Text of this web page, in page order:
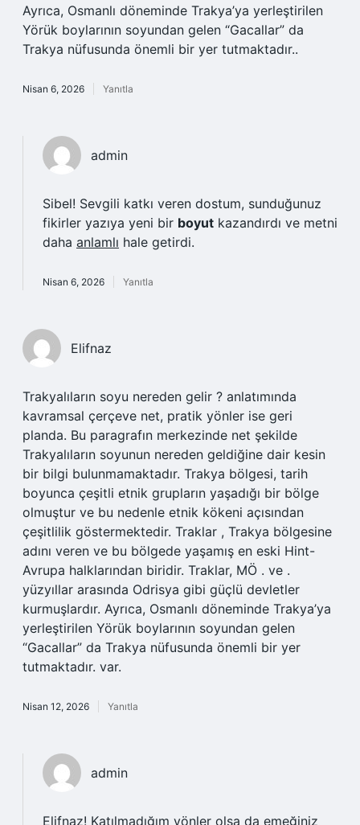
Ayrıca, Osmanlı döneminde Trakya’ya yerleştirilen
Yörük boylarının soyundan gelen “Gacallar” da
Trakya nüfusunda önemli bir yer tutmaktadır..
Nisan 6, 2026 Yanıtla
admin
Sibel! Sevgili katkı veren dostum, sunduğunuz
fikirler yazıya yeni bir boyut kazandırdı ve metni
daha anlamlı hale getirdi.
Nisan 6, 2026 Yanıtla
Elifnaz
Trakyalıların soyu nereden gelir ? anlatımında
kavramsal çerçeve net, pratik yönler ise geri
planda. Bu paragrafın merkezinde net şekilde
Trakyalıların soyunun nereden geldiğine dair kesin
bir bilgi bulunmamaktadır. Trakya bölgesi, tarih
boyunca çeşitli etnik grupların yaşadığı bir bölge
olmuştur ve bu nedenle etnik kökeni açısından
çeşitlilik göstermektedir. Traklar , Trakya bölgesine
adını veren ve bu bölgede yaşamış en eski Hint-
Avrupa halklarından biridir. Traklar, MÖ . ve .
yüzyıllar arasında Odrisya gibi güçlü devletler
kurmuşlardır. Ayrıca, Osmanlı döneminde Trakya’ya
yerleştirilen Yörük boylarının soyundan gelen
“Gacallar” da Trakya nüfusunda önemli bir yer
tutmaktadır. var.
Nisan 12, 2026 Yanıtla
admin
Elifnaz! Katılmadığım yönler olsa da emeğiniz